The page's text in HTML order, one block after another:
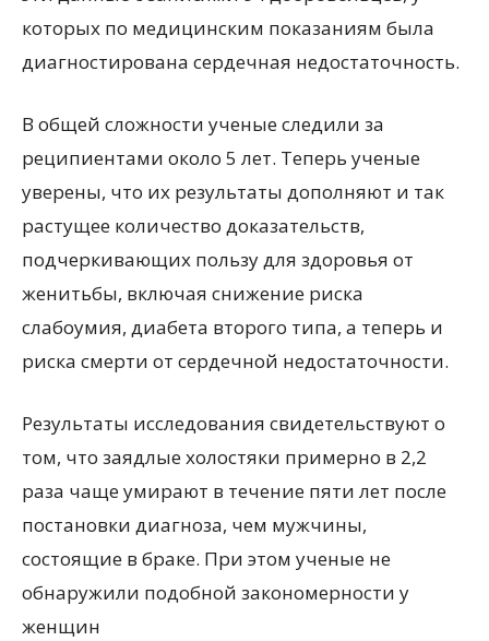
которых по медицинским показаниям была
диагностирована сердечная недостаточность.
В общей сложности ученые следили за
реципиентами около 5 лет. Теперь ученые
уверены, что их результаты дополняют и так
растущее количество доказательств,
подчеркивающих пользу для здоровья от
женитьбы, включая снижение риска
слабоумия, диабета второго типа, а теперь и
риска смерти от сердечной недостаточности.
Результаты исследования свидетельствуют о
том, что заядлые холостяки примерно в 2,2
раза чаще умирают в течение пяти лет после
постановки диагноза, чем мужчины,
состоящие в браке. При этом ученые не
обнаружили подобной закономерности у
женщин